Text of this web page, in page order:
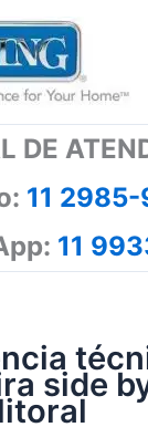
DE
11 2985-
11
side